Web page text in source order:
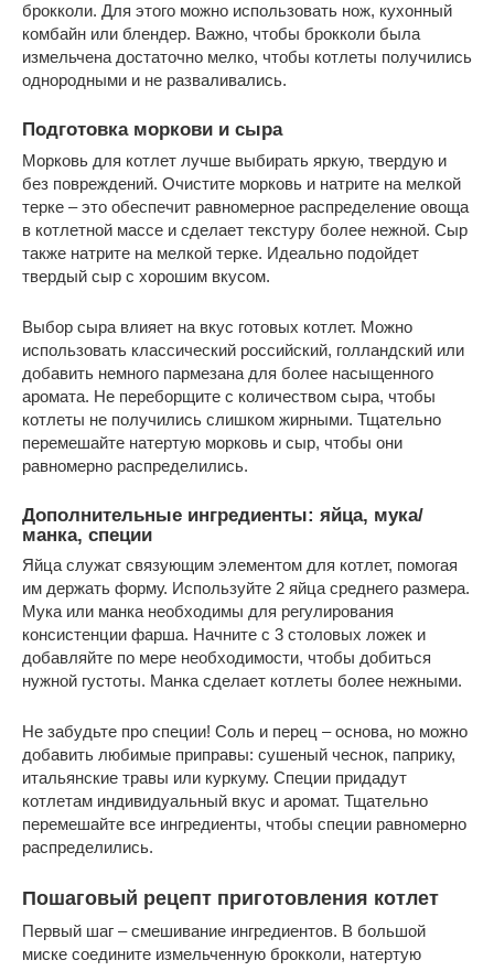
брокколи. Для этого можно использовать нож, кухонный
комбайн или блендер. Важно, чтобы брокколи была
измельчена достаточно мелко, чтобы котлеты получились
однородными и не разваливались.
Подготовка моркови и сыра
Морковь для котлет лучше выбирать яркую, твердую и
без повреждений. Очистите морковь и натрите на мелкой
терке – это обеспечит равномерное распределение овоща
в котлетной массе и сделает текстуру более нежной. Сыр
также натрите на мелкой терке. Идеально подойдет
твердый сыр с хорошим вкусом.
Выбор сыра влияет на вкус готовых котлет. Можно
использовать классический российский, голландский или
добавить немного пармезана для более насыщенного
аромата. Не переборщите с количеством сыра, чтобы
котлеты не получились слишком жирными. Тщательно
перемешайте натертую морковь и сыр, чтобы они
равномерно распределились.
Дополнительные ингредиенты: яйца, мука/
манка, специи
Яйца служат связующим элементом для котлет, помогая
им держать форму. Используйте 2 яйца среднего размера.
Мука или манка необходимы для регулирования
консистенции фарша. Начните с 3 столовых ложек и
добавляйте по мере необходимости, чтобы добиться
нужной густоты. Манка сделает котлеты более нежными.
Не забудьте про специи! Соль и перец – основа, но можно
добавить любимые приправы: сушеный чеснок, паприку,
итальянские травы или куркуму. Специи придадут
котлетам индивидуальный вкус и аромат. Тщательно
перемешайте все ингредиенты, чтобы специи равномерно
распределились.
Пошаговый рецепт приготовления котлет
Первый шаг – смешивание ингредиентов. В большой
миске соедините измельченную брокколи, натертую